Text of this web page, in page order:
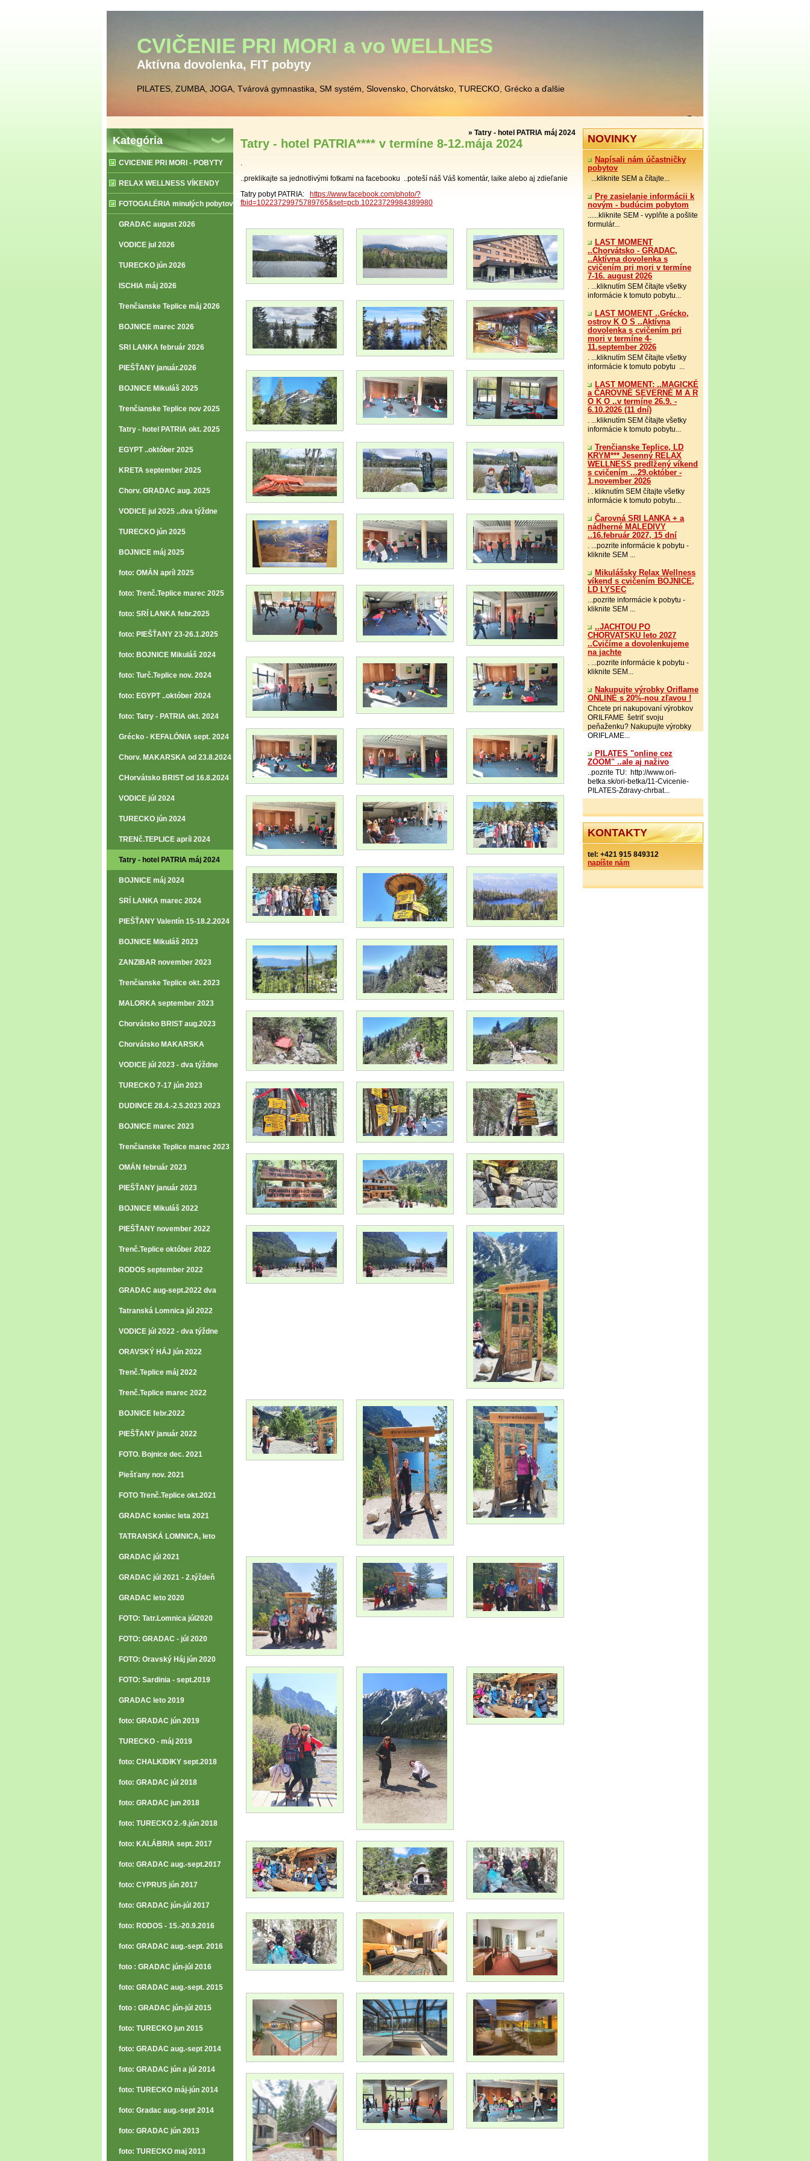
CVIČENIE PRI MORI a vo WELLNES
Aktívna dovolenka, FIT pobyty
PILATES, ZUMBA, JOGA, Tvárová gymnastika, SM systém, Slovensko, Chorvátsko, TURECKO, Grécko a ďalšie
Kategória
CVICENIE PRI MORI - POBYTY
RELAX WELLNESS VÍKENDY
FOTOGALÉRIA minulých pobytov
GRADAC august 2026
VODICE jul 2026
TURECKO jún 2026
ISCHIA máj 2026
Trenčianske Teplice máj 2026
BOJNICE marec 2026
SRI LANKA február 2026
PIEŠŤANY január.2026
BOJNICE Mikuláš 2025
Trenčianske Teplice nov 2025
Tatry - hotel PATRIA okt. 2025
EGYPT ..október 2025
KRETA september 2025
Chorv. GRADAC aug. 2025
VODICE jul 2025 ..dva týždne
TURECKO jún 2025
BOJNICE máj 2025
foto: OMÁN apríl 2025
foto: Trenč.Teplice marec 2025
foto: SRÍ LANKA febr.2025
foto: PIEŠŤANY 23-26.1.2025
foto: BOJNICE Mikuláš 2024
foto: Turč.Teplice nov. 2024
foto: EGYPT ..október 2024
foto: Tatry - PATRIA okt. 2024
Grécko - KEFALÓNIA sept. 2024
Chorv. MAKARSKA od 23.8.2024
CHorvátsko BRIST od 16.8.2024
VODICE júl 2024
TURECKO jún 2024
TRENč.TEPLICE apríl 2024
Tatry - hotel PATRIA máj 2024
BOJNICE máj 2024
SRÍ LANKA marec 2024
PIEŠŤANY Valentín 15-18.2.2024
BOJNICE Mikuláš 2023
ZANZIBAR november 2023
Trenčianske Teplice okt. 2023
MALORKA september 2023
Chorvátsko BRIST aug.2023
Chorvátsko MAKARSKA
aug.2023
VODICE júl 2023 - dva týždne
TURECKO 7-17 jún 2023
DUDINCE 28.4.-2.5.2023 2023
BOJNICE marec 2023
Trenčianske Teplice marec 2023
OMÁN február 2023
PIEŠŤANY január 2023
BOJNICE Mikuláš 2022
PIEŠŤANY november 2022
Trenč.Teplice október 2022
RODOS september 2022
GRADAC aug-sept.2022 dva
týždnTatranská Lomnica júl 2022
VODICE júl 2022 - dva týždne
ORAVSKÝ HÁJ jún 2022
Trenč.Teplice máj 2022
Trenč.Teplice marec 2022
BOJNICE febr.2022
PIEŠŤANY január 2022
FOTO. Bojnice dec. 2021
Piešťany nov. 2021
FOTO Trenč.Teplice okt.2021
GRADAC koniec leta 2021
TATRANSKÁ LOMNICA, leto
2021GRADAC júl 2021
GRADAC júl 2021 - 2.týždeň
GRADAC leto 2020
FOTO: Tatr.Lomnica júl2020
FOTO: GRADAC - júl 2020
FOTO: Oravský Háj jún 2020
FOTO: Sardinia - sept.2019
GRADAC leto 2019
foto: GRADAC jún 2019
TURECKO - máj 2019
foto: CHALKIDIKY sept.2018
foto: GRADAC júl 2018
foto: GRADAC jun 2018
foto: TURECKO 2.-9.jún 2018
foto: KALÁBRIA sept. 2017
foto: GRADAC aug.-sept.2017
foto: CYPRUS jún 2017
foto: GRADAC jún-júl 2017
foto: RODOS - 15.-20.9.2016
foto: GRADAC aug.-sept. 2016
foto : GRADAC jún-júl 2016
foto: GRADAC aug.-sept. 2015
foto : GRADAC jún-júl 2015
foto: TURECKO jun 2015
foto: GRADAC aug.-sept 2014
foto: GRADAC jún a júl 2014
foto: TURECKO máj-jún 2014
foto: Gradac aug.-sept 2014
foto: GRADAC jún 2013
foto: TURECKO maj 2013
NOVINKY
Napísali nám účastničky
pobytov
...kliknite SEM a čítajte...
Pre zasielanie informácii k
novým - budúcim pobytom
......kliknite SEM - vyplňte a pošlite
formulár...
LAST MOMENT
..Chorvátsko - GRADAC,
..Aktívna dovolenka s
cvičením pri mori v termíne
7-16. august 2026
. ...kliknutím SEM čítajte všetky
informácie k tomuto pobytu...
LAST MOMENT ..Grécko,
ostrov K O S ..Aktívna
dovolenka s cvičením pri
mori v termíne 4-
11.september 2026
. ...kliknutím SEM čítajte všetky
informácie k tomuto pobytu ...
LAST MOMENT: ..MAGICKÉ
a ČAROVNÉ SEVERNÉ M A R
O K O ..v termíne 26.9. -
6.10.2026 (11 dní)
. ...kliknutím SEM čítajte všetky
informácie k tomuto pobytu...
Trenčianske Teplice, LD
KRYM*** Jesenný RELAX
WELLNESS predĺžený víkend
s cvičením ...29.október -
1.november 2026
. . kliknutím SEM čítajte všetky
informácie k tomuto pobytu...
Čarovná SRI LANKA + a
nádherné MALEDIVY
..16.február 2027, 15 dní
. ...pozrite informácie k pobytu -
kliknite SEM ...
Mikulášsky Relax Wellness
víkend s cvičením BOJNICE,
LD LYSEC
...pozrite informácie k pobytu -
kliknite SEM ...
..JACHTOU PO
CHORVATSKU leto 2027
..Cvičíme a dovolenkujeme
na jachte
. ...pozrite informácie k pobytu -
kliknite SEM...
Nakupujte výrobky Oriflame
ONLINE s 20%-nou zľavou !
Chcete pri nakupovaní výrobkov
ORILFAME šetriť svoju
peňaženku? Nakupujte výrobky
ORIFLAME...
PILATES "online cez
ZOOM" ..ale aj naživo
..pozrite TU: http://www.ori-
betka.sk/ori-betka/11-Cvicenie-
PILATES-Zdravy-chrbat...
KONTAKTY
tel: +421 915 849312
napíšte nám
» Tatry - hotel PATRIA máj 2024
Tatry - hotel PATRIA**** v termíne 8-12.mája 2024
.
..preklikajte sa jednotlivými fotkami na facebooku ..poteší náš Váš komentár, laike alebo aj zdieľanie
Tatry pobyt PATRIA: https://www.facebook.com/photo/?
fbid=10223729975789765&set=pcb.10223729984389980